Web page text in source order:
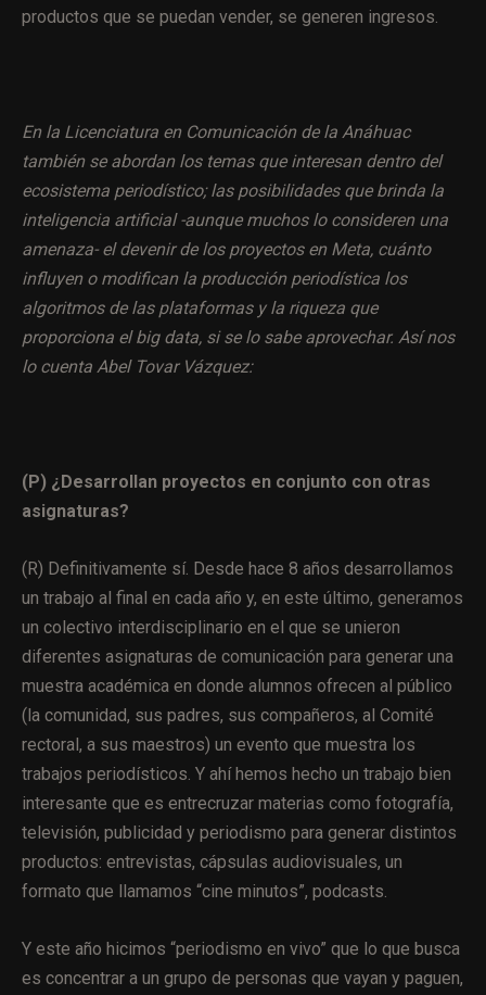
productos que se puedan vender, se generen ingresos.
En la Licenciatura en Comunicación de la Anáhuac
también se abordan los temas que interesan dentro del
ecosistema periodístico; las posibilidades que brinda la
inteligencia artificial -aunque muchos lo consideren una
amenaza- el devenir de los proyectos en Meta, cuánto
influyen o modifican la producción periodística los
algoritmos de las plataformas y la riqueza que
proporciona el big data, si se lo sabe aprovechar. Así nos
lo cuenta Abel Tovar Vázquez:
(P) ¿Desarrollan proyectos en conjunto con otras
asignaturas?
(R) Definitivamente sí. Desde hace 8 años desarrollamos
un trabajo al final en cada año y, en este último, generamos
un colectivo interdisciplinario en el que se unieron
diferentes asignaturas de comunicación para generar una
muestra académica en donde alumnos ofrecen al público
(la comunidad, sus padres, sus compañeros, al Comité
rectoral, a sus maestros) un evento que muestra los
trabajos periodísticos. Y ahí hemos hecho un trabajo bien
interesante que es entrecruzar materias como fotografía,
televisión, publicidad y periodismo para generar distintos
productos: entrevistas, cápsulas audiovisuales, un
formato que llamamos “cine minutos”, podcasts.
Y este año hicimos “periodismo en vivo” que lo que busca
es concentrar a un grupo de personas que vayan y paguen,